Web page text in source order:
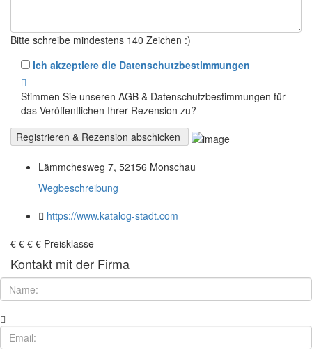
Bitte schreibe mindestens 140 Zeichen :)
Ich akzeptiere die Datenschutzbestimmungen
Stimmen Sie unseren AGB & Datenschutzbestimmungen für
das Veröffentlichen Ihrer Rezension zu?
Lämmchesweg 7, 52156 Monschau
Wegbeschreibung
https://www.katalog-stadt.com
€ € € € Preisklasse
Kontakt mit der Firma